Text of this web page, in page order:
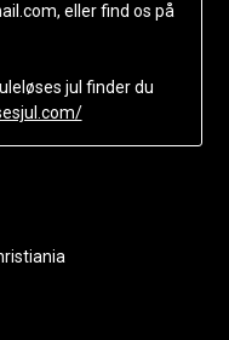
eller find os på
jul finder du